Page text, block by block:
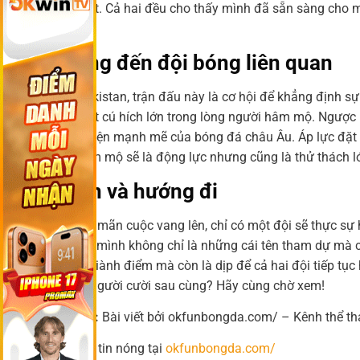
thái linh hoạt. Cả hai đều cho thấy mình đã sẵn sàng cho
Tác động đến đội bóng liên quan
Với U17 Tajikistan, trận đấu này là cơ hội để khẳng định
sẽ tạo ra một cú hích lớn trong lòng người hâm mộ.
những đại diện mạnh mẽ của bóng đá châu Âu. Áp lực
từ người hâm mộ sẽ là động lực nhưng cũng là thử thách
Kết luận và hướng đi
Khi tiếng còi mãn cuộc vang lên, chỉ có một đội sẽ thực
đã chứng tỏ mình không chỉ là những cái tên tham dự mà
cuộc chiến giành điểm mà còn là dịp để cả hai đội tiếp
đá. Ai sẽ là người cười sau cùng? Hãy cùng chờ xem!
👉 Tổng kết: Bài viết bởi okfunbongda.com/ – Kênh thể
📌 Đọc thêm tin nóng tại okfunbongda.com/